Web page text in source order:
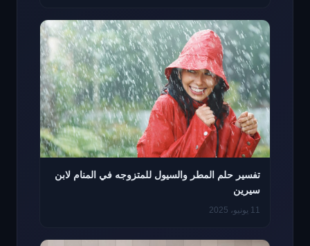
تفسير حلم المطر والسيول للمتزوجه في المنام لابن
سيرين
11 يونيو، 2025